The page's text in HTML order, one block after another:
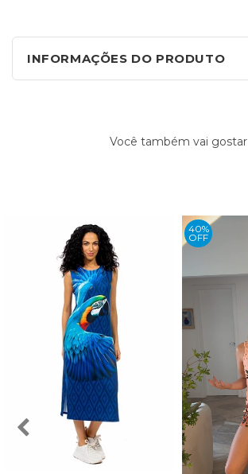
INFORMAÇÕES DO PRODUTO
Você também vai gostar
40%
OFF